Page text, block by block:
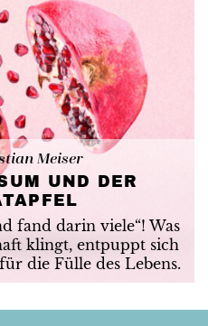
Meiser
UND DER
fand darin viele“! Was
klingt, entpuppt sich
die Fülle des Lebens.